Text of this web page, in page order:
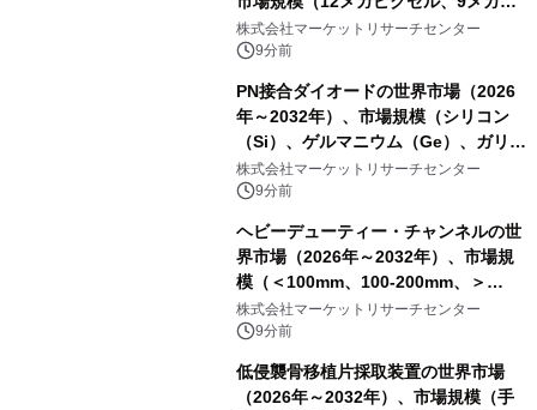
クセル、4メガピクセル、2メガピクセ
ル、その他）・分析レポートを発表
株式会社マーケットリサーチセンター
9分前
PN接合ダイオードの世界市場（2026
年～2032年）、市場規模（シリコン
（Si）、ゲルマニウム（Ge）、ガリウ
ムヒ素（GaAs）、炭化ケイ素
（SiC）、窒化ガリウム（GaN））・
株式会社マーケットリサーチセンター
9分前
ヘビーデューティー・チャンネルの世
界市場（2026年～2032年）、市場規
模（＜100mm、100-200mm、＞
200mm）・分析レポートを発表
株式会社マーケットリサーチセンター
9分前
低侵襲骨移植片採取装置の世界市場
（2026年～2032年）、市場規模（手